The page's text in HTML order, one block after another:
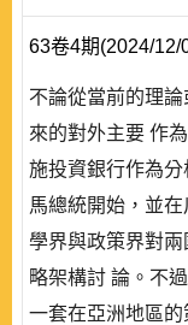
63卷4期(2024/12/
不論從當前的理
來的對外主要 作
施投資銀行作為
馬總統開始，並
學界與政策界對
略架構討 論。不
一套在亞洲地區